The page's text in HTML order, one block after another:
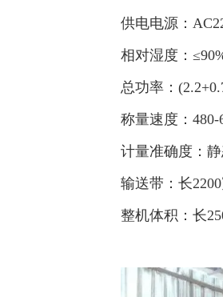
供电电源：
相对湿度：
总功率：
称量速度：480-
计量准确度：
输送带：长
整机体积：长